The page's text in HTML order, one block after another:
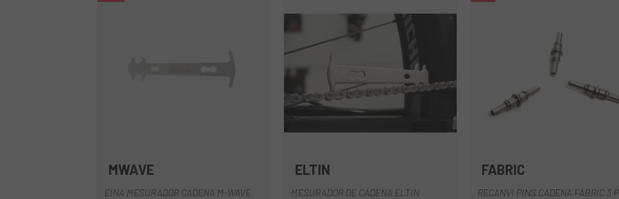
MWAVE
EINA MESURADOR CADENA M-WAVE
ELTIN
MESURADOR DE CADENA ELTIN
FABRIC
RECANVI PINS CADENA FABRIC 3